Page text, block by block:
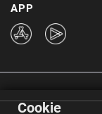
APP
Cookie